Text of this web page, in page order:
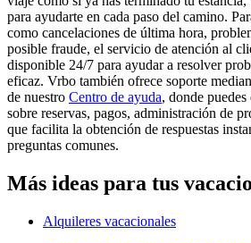
para ayudarte en cada paso del camino.
como cancelaciones de última hora,
posible fraude, el servicio de atención al
disponible 24/7 para ayudar a resolver
eficaz. Vrbo también ofrece soporte
de nuestro Centro de ayuda, donde
sobre reservas, pagos, administración de
que facilita la obtención de respuestas
preguntas comunes.
Más ideas para tus
Alquileres vacacionales